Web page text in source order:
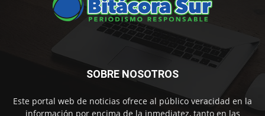
SOBRE NOSOTROS
Este portal web de noticias ofrece al público veracidad en la
información por encima de la inmediatez, tanto en las